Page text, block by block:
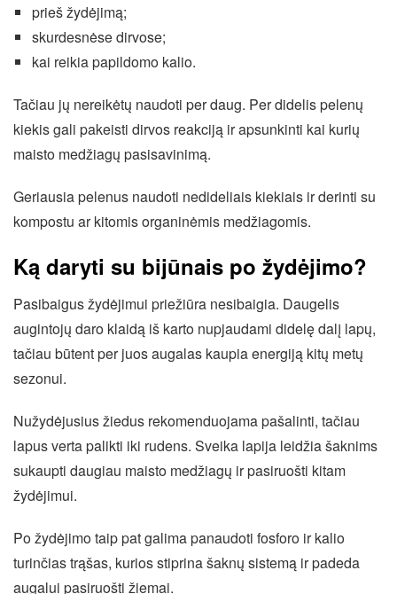
prieš žydėjimą;
skurdesnėse dirvose;
kai reikia papildomo kalio.
Tačiau jų nereikėtų naudoti per daug. Per didelis pelenų
kiekis gali pakeisti dirvos reakciją ir apsunkinti kai kurių
maisto medžiagų pasisavinimą.
Geriausia pelenus naudoti nedideliais kiekiais ir derinti su
kompostu ar kitomis organinėmis medžiagomis.
Ką daryti su bijūnais po žydėjimo?
Pasibaigus žydėjimui priežiūra nesibaigia. Daugelis
augintojų daro klaidą iš karto nupjaudami didelę dalį lapų,
tačiau būtent per juos augalas kaupia energiją kitų metų
sezonui.
Nužydėjusius žiedus rekomenduojama pašalinti, tačiau
lapus verta palikti iki rudens. Sveika lapija leidžia šaknims
sukaupti daugiau maisto medžiagų ir pasiruošti kitam
žydėjimui.
Po žydėjimo taip pat galima panaudoti fosforo ir kalio
turinčias trąšas, kurios stiprina šaknų sistemą ir padeda
augalui pasiruošti žiemai.